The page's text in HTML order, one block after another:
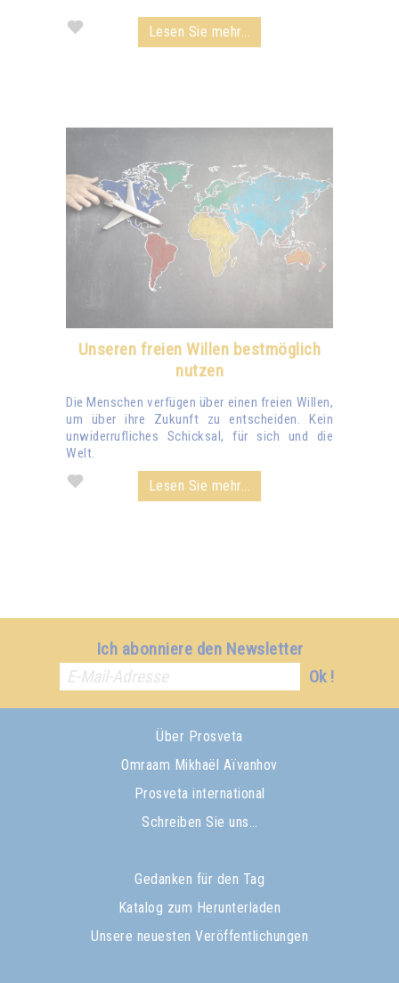
Lesen Sie mehr...
Unseren freien Willen bestmöglich
nutzen
Die Menschen verfügen über einen freien Willen,
um über ihre Zukunft zu entscheiden. Kein
unwiderrufliches Schicksal, für sich und die
Welt.
Lesen Sie mehr...
Ich abonniere den Newsletter
Ok !
Über Prosveta
Omraam Mikhaël Aïvanhov
Prosveta international
Schreiben Sie uns…
Gedanken für den Tag
Katalog zum Herunterladen
Unsere neuesten Veröffentlichungen